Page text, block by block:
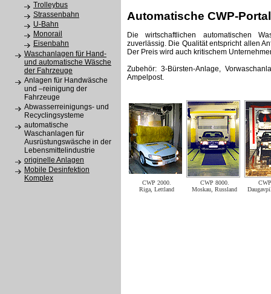
Trolleybus
Strassenbahn
U-Bahn
Monorail
Eisenbahn
Waschanlagen für Hand-
und automatische Wäsche
der Fahrzeuge
Anlagen für Handwäsche
und –reinigung der
Fahrzeuge
Abwasserreinigungs- und
Recyclingsysteme
automatische
Waschanlagen für
Ausrüstungswäsche in der
Lebensmittelindustrie
originelle Anlagen
Mobile Desinfektion
Komplex
Automatische CWP-
Die wirtschaftlichen automatischen
zuverlässig. Die Qualität entspricht allen
Der Preis wird auch kritischem
Zubehör: 3-Bürsten-Anlage,
Ampelpost.
CWP 2000.
Riga, Lettland
CWP 8000.
Moskau, Russland